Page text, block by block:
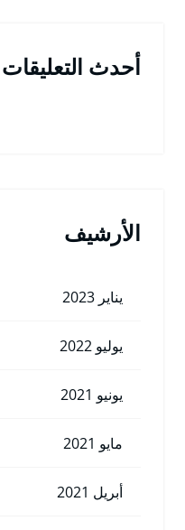
أحدث التعليقات
الأرشيف
يناير 2023
يوليو 2022
يونيو 2021
مايو 2021
أبريل 2021